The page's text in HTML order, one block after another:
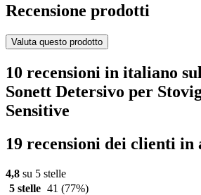
Recensione prodotti
Valuta questo prodotto
10 recensioni in italiano
Sonett Detersivo per
Sensitive
19 recensioni dei clienti in
4,8 su 5 stelle
5 stelle 41 (77%)